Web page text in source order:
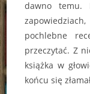
dawno temu.
pochlebne
przeczytać. Z
książka w
końcu się